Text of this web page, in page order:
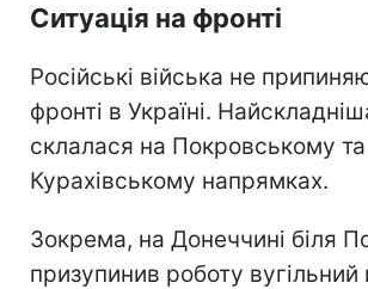
Ситуація на фронті
Російські війська не
фронті в Україні.
склалася на Покровському та
Курахівському напрямках.
Зокрема, на Донеччині біля
призупинив роботу